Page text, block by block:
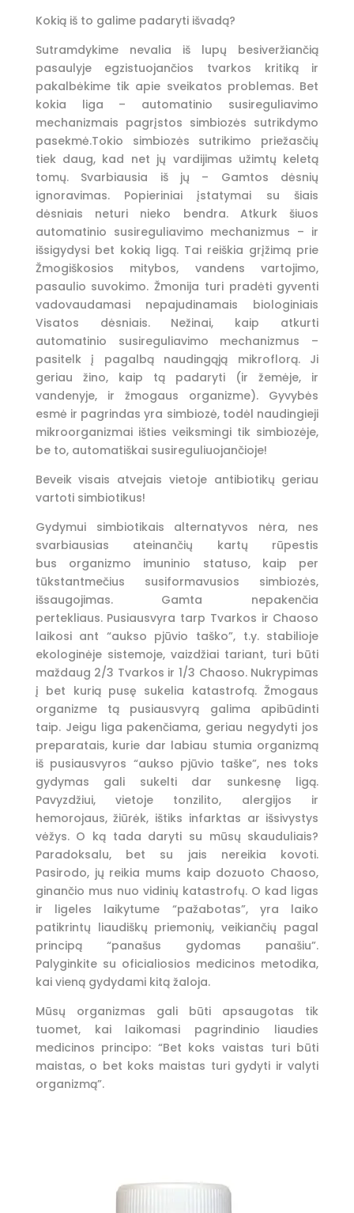
Kokią iš to galime padaryti išvadą?
Sutramdykime nevalia iš lupų besiveržiančią
pasaulyje egzistuojančios tvarkos kritiką ir
pakalbėkime tik apie sveikatos problemas. Bet
kokia liga – automatinio susireguliavimo
mechanizmais pagrįstos simbiozės sutrikdymo
pasekmė.Tokio simbiozės sutrikimo priežasčių
tiek daug, kad net jų vardijimas užimtų keletą
tomų. Svarbiausia iš jų – Gamtos dėsnių
ignoravimas. Popieriniai įstatymai su šiais
dėsniais neturi nieko bendra. Atkurk šiuos
automatinio susireguliavimo mechanizmus – ir
išsigydysi bet kokią ligą. Tai reiškia grįžimą prie
Žmogiškosios mitybos, vandens vartojimo,
pasaulio suvokimo. Žmonija turi pradėti gyventi
vadovaudamasi nepajudinamais biologiniais
Visatos dėsniais. Nežinai, kaip atkurti
automatinio susireguliavimo mechanizmus –
pasitelk į pagalbą naudingąją mikroflorą. Ji
geriau žino, kaip tą padaryti (ir žemėje, ir
vandenyje, ir žmogaus organizme). Gyvybės
esmė ir pagrindas yra simbiozė, todėl naudingieji
mikroorganizmai išties veiksmingi tik simbiozėje,
be to, automatiškai susireguliuojančioje!
Beveik visais atvejais vietoje antibiotikų geriau
vartoti simbiotikus!
Gydymui simbiotikais alternatyvos nėra, nes
svarbiausias ateinančių kartų rūpestis
bus organizmo imuninio statuso, kaip per
tūkstantmečius susiformavusios simbiozės,
išsaugojimas. Gamta nepakenčia
pertekliaus. Pusiausvyra tarp Tvarkos ir Chaoso
laikosi ant “aukso pjūvio taško”, t.y. stabilioje
ekologinėje sistemoje, vaizdžiai tariant, turi būti
maždaug 2/3 Tvarkos ir 1/3 Chaoso. Nukrypimas
į bet kurią pusę sukelia katastrofą. Žmogaus
organizme tą pusiausvyrą galima apibūdinti
taip. Jeigu liga pakenčiama, geriau negydyti jos
preparatais, kurie dar labiau stumia organizmą
iš pusiausvyros “aukso pjūvio taške”, nes toks
gydymas gali sukelti dar sunkesnę ligą.
Pavyzdžiui, vietoje tonzilito, alergijos ir
hemorojaus, žiūrėk, ištiks infarktas ar išsivystys
vėžys. O ką tada daryti su mūsų skauduliais?
Paradoksalu, bet su jais nereikia kovoti.
Pasirodo, jų reikia mums kaip dozuoto Chaoso,
ginančio mus nuo vidinių katastrofų. O kad ligas
ir ligeles laikytume “pažabotas”, yra laiko
patikrintų liaudiškų priemonių, veikiančių pagal
principą “panašus gydomas panašiu”.
Palyginkite su oficialiosios medicinos metodika,
kai vieną gydydami kitą žaloja.
Mūsų organizmas gali būti apsaugotas tik
tuomet, kai laikomasi pagrindinio liaudies
medicinos principo: “Bet koks vaistas turi būti
maistas, o bet koks maistas turi gydyti ir valyti
organizmą”.